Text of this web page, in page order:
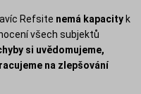
Refsite nemá kapacity k
všech subjektů
si uvědomujeme,
na zlepšování